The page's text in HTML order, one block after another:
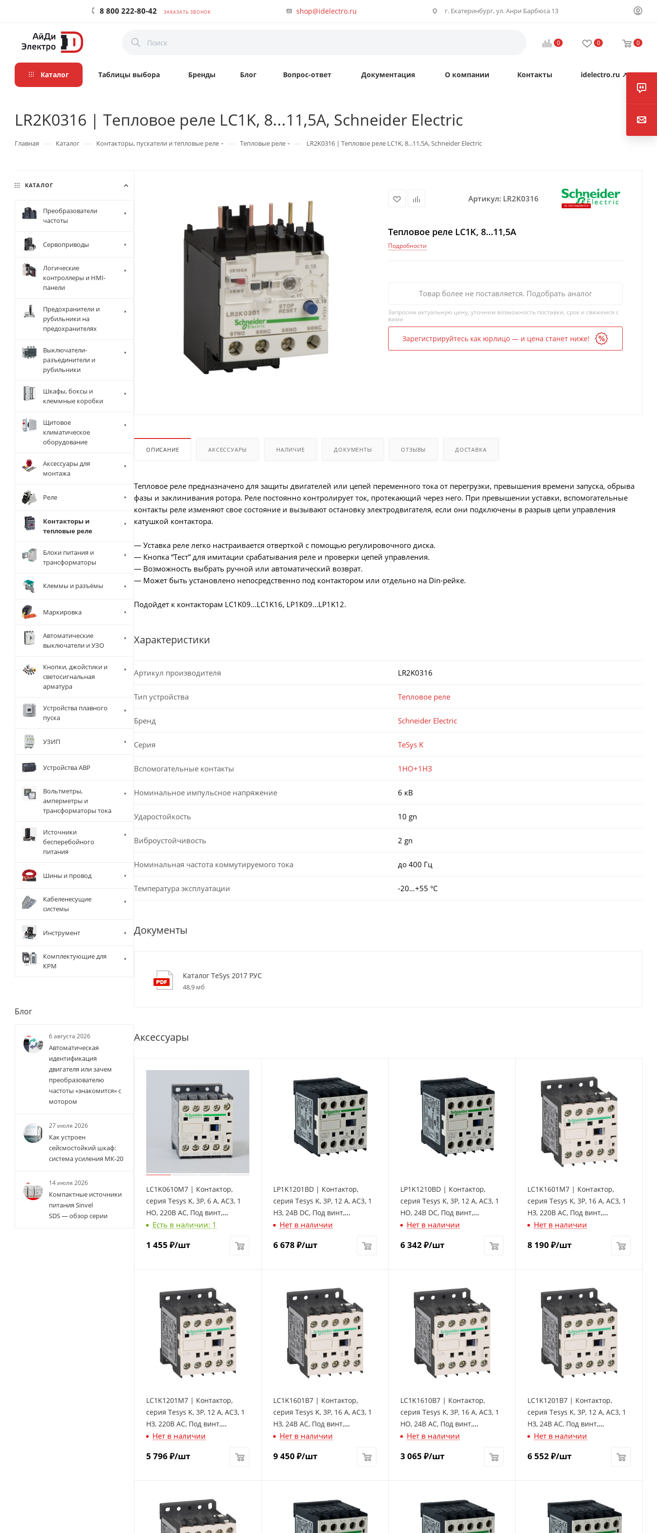
8 800 222-80-42 ЗАКАЗАТЬ ЗВОНОК shop@idelectro.ru г. Екатеринбург, ул. Анри Барбюса 13
0 0 0
Каталог Таблицы выбора Бренды Блог Вопрос-ответ Документация О компании Контакты idelectro.ru ↗
LR2K0316 | Тепловое реле LC1K, 8...11,5A, Schneider Electric
Главная — Каталог — Контакторы, пускатели и тепловые реле — Тепловые реле — LR2K0316 | Тепловое реле LC1K, 8...11,5A, Schneider Electric
Артикул: LR2K0316
Тепловое реле LC1K, 8...11,5A
Подробности
Товар более не поставляется. Подобрать аналог
Запросим актуальную цену, уточним возможность поставки, срок и свяжемся с
вами
Зарегистрируйтесь как юрлицо — и цена станет ниже!
ОПИСАНИЕ АКСЕССУАРЫ НАЛИЧИЕ ДОКУМЕНТЫ ОТЗЫВЫ ДОСТАВКА
Тепловое реле предназначено для защиты двигателей или цепей переменного тока от перегрузки, превышения времени запуска, обрыва
фазы и заклинивания ротора. Реле постоянно контролирует ток, протекающий через него. При превышении уставки, вспомогательные
контакты реле изменяют свое состояние и вызывают остановку электродвигателя, если они подключены в разрыв цепи управления
катушкой контактора.
— Уставка реле легко настраивается отверткой с помощью регулировочного диска.
— Кнопка “Тест” для имитации срабатывания реле и проверки цепей управления.
— Возможность выбрать ручной или автоматический возврат.
— Может быть установлено непосредственно под контактором или отдельно на Din-рейке.
Подойдет к контакторам LC1K09...LC1K16, LP1K09...LP1K12.
Характеристики
Артикул производителя LR2K0316
Тип устройства Тепловое реле
Бренд Schneider Electric
Серия TeSys K
Вспомогательные контакты 1НО+1НЗ
Номинальное импульсное напряжение 6 кВ
Ударостойкость 10 gn
Виброустойчивость 2 gn
Номинальная частота коммутируемого тока до 400 Гц
Температура эксплуатации -20…+55 °C
Документы
Каталог TeSys 2017 РУС
48,9 мб
Аксессуары
LC1K0610M7 | Контактор,
серия Tesys K, 3P, 6 А, AC3, 1
НО, 220В AC, Под винт,
Schneider Electric
Есть в наличии: 1
1 455 ₽/шт
LP1K1201BD | Контактор,
серия Tesys K, 3P, 12 А, AC3, 1
НЗ, 24В DC, Под винт,
Schneider Electric
Нет в наличии
6 678 ₽/шт
LP1K1210BD | Контактор,
серия Tesys K, 3P, 12 А, AC3, 1
НО, 24В DC, Под винт,
Schneider Electric
Нет в наличии
6 342₽/шт
LC1K1601M7 | Контактор,
серия Tesys K, 3P, 16 А, AC3, 1
НЗ, 220В AC, Под винт,
Schneider Electric
Нет в наличии
8 190 ₽/шт
LC1K1201M7 | Контактор,
серия Tesys K, 3P, 12 А, AC3, 1
НЗ, 220В AC, Под винт,
Schneider Electric
Нет в наличии
5 796₽/шт
LC1K1601B7 | Контактор,
серия Tesys K, 3P, 16 А, AC3, 1
НЗ, 24В AC, Под винт,
Schneider Electric
Нет в наличии
9 450 ₽/шт
LC1K1610B7 | Контактор,
серия Tesys K, 3P, 16 А, AC3, 1
НО, 24В AC, Под винт,
Schneider Electric
Нет в наличии
3 065 ₽/шт
LC1K1201B7 | Контактор,
серия Tesys K, 3P, 12 А, AC3, 1
НЗ, 24В AC, Под винт,
Schneider Electric
Нет в наличии
6 552₽/шт
КАТАЛОГ
Преобразователи
частоты
Сервоприводы
Логические
контроллеры и HMI-
панели
Предохранители и
рубильники на
предохранителях
Выключатели-
разъединители и
рубильники
Шкафы, боксы и
клеммные коробки
Щитовое
климатическое
оборудование
Аксессуары для
монтажа
Реле
Контакторы и
тепловые реле
Блоки питания и
трансформаторы
Клеммы и разъёмы
Маркировка
Автоматические
выключатели и УЗО
Кнопки, джойстики и
светосигнальная
арматура
Устройства плавного
пуска
УЗИП
Устройства АВР
Вольтметры,
амперметры и
трансформаторы тока
Источники
бесперебойного
питания
Шины и провод
Кабеленесущие
системы
Инструмент
Комплектующие для
КРМ
Блог
6 августа 2026
Автоматическая
идентификация
двигателя или зачем
преобразователю
частоты «знакомится» с
мотором
27 июля 2026
Как устроен
сейсмостойкий шкаф:
система усиления МК-20
14 июля 2026
Компактные источники
питания Sinvel
SDS — обзор серии